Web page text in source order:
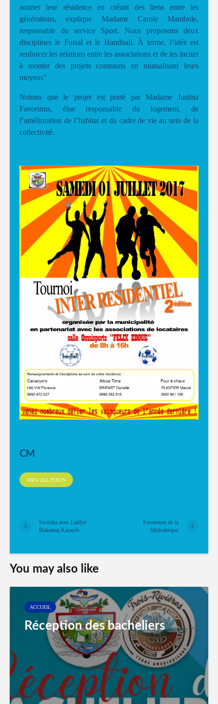
animer leur résidence en créant des liens entre les
générations, explique Madame Carole Mambole,
responsable du service Sport. Nous proposons deux
disciplines le Futsal et le Handball. À terme, l’idée est
renforcer les relations entre les associations et de les inciter
à monter des projets communs en mutualisant leurs
moyens”
Notons que le projet est porté par Madame Justina
Favorinus, élue responsable du logement, de
l’amélioration de l’habitat et du cadre de vie au sein de la
collectivité.
CM
VIEW ALL POSTS
Swéoka avec Latilyé
Bokantaj Karayib
Fermeture de la
bibliothèque
You may also like
ACCUEIL
Réception des bacheliers